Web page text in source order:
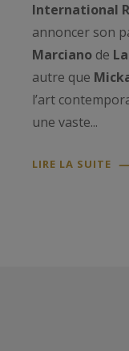
International
annoncer son
Marciano de
autre que
l’art
une vaste...
LIRE LA SUITE